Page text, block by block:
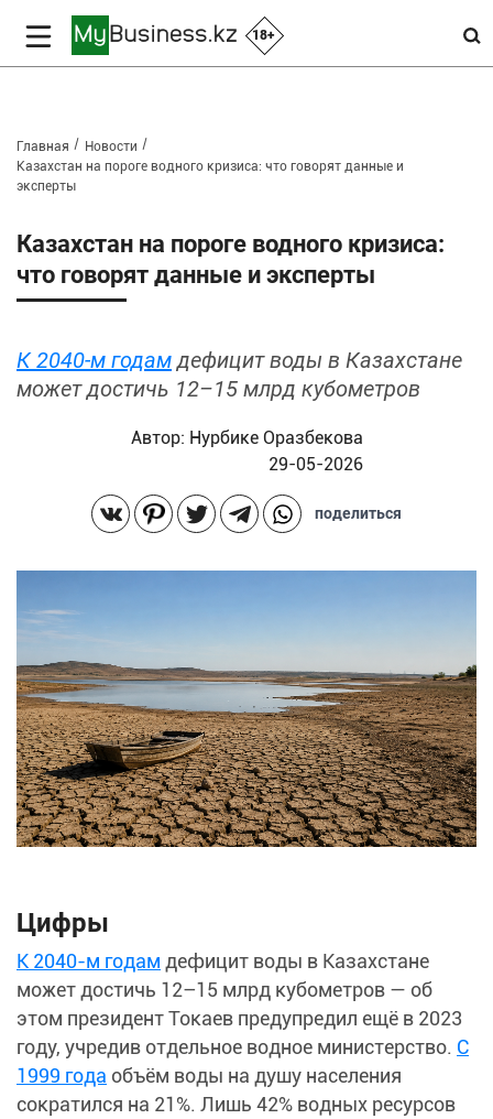
18+
Главная
Новости
Казахстан на пороге водного кризиса: что говорят данные и
эксперты
Казахстан на пороге водного кризиса:
что говорят данные и эксперты
К 2040-м годамдефицит воды в Казахстане
может достичь 12–15 млрд кубометров
поделиться
Автор: Нурбике Оразбекова
29-05-2026
Цифры
К 2040-м годам дефицит воды в Казахстане
может достичь 12–15 млрд кубометров — об
этом президент Токаев предупредил ещё в 2023
году, учредив отдельное водное министерство. С
1999 года объём воды на душу населения
сократился на 21%. Лишь 42% водных ресурсов